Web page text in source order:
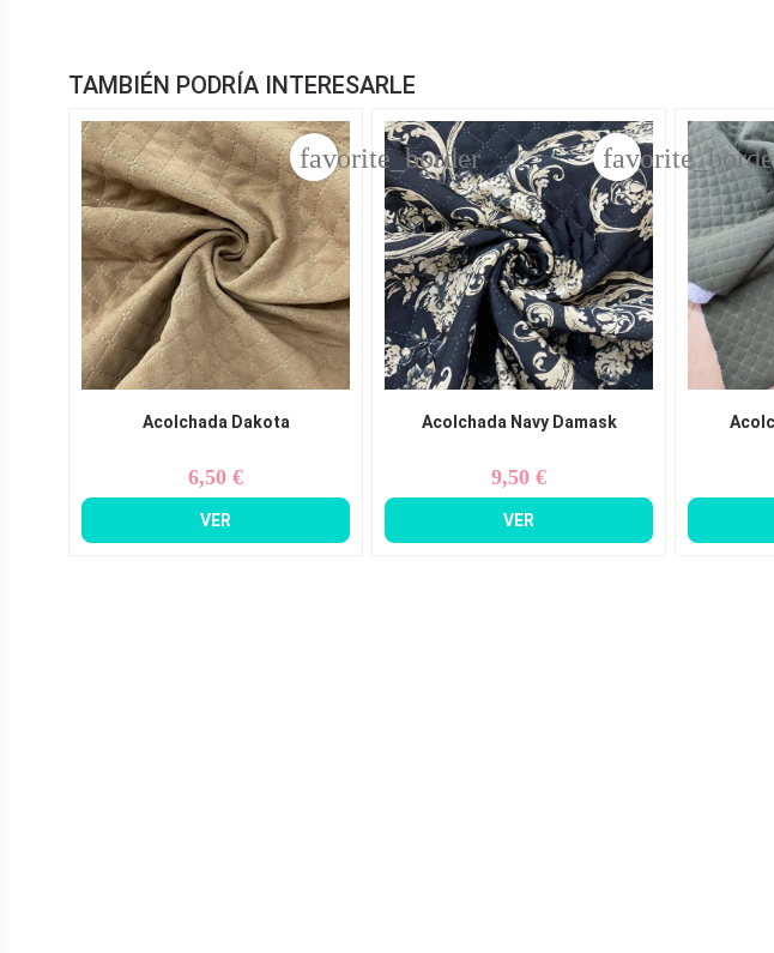
TAMBIÉN PODRÍA INTERESARLE
Acolchada Dakota
Precio
6,50 €
VER
favorite_border
Acolchada Navy Damask
Precio
9,50 €
VER